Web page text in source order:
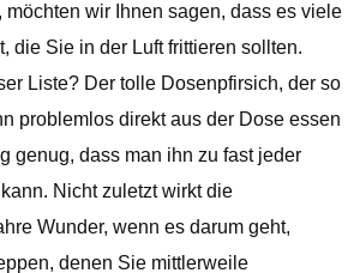
möchten wir Ihnen sagen, dass es viele
die Sie in der Luft frittieren sollten.
Liste? Der tolle Dosenpfirsich, der so
problemlos direkt aus der Dose essen
genug, dass man ihn zu fast jeder
Nicht zuletzt wirkt die
Wunder, wenn es darum geht,
denen Sie mittlerweile